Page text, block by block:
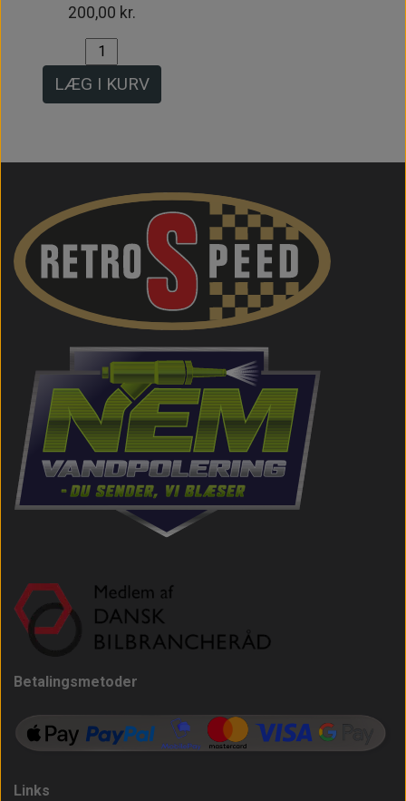
200,00 kr.
LÆG I KURV
Betalingsmetoder
Links